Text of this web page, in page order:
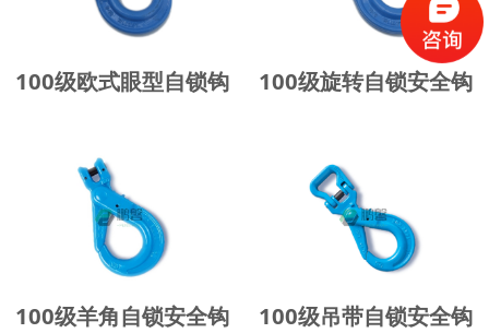
100级欧式眼型自锁钩 100级旋转自锁安全钩
100级羊角自锁安全钩 100级吊带自锁安全钩